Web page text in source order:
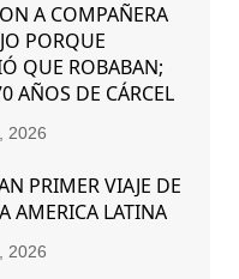
A COMPAÑERA
PORQUE
QUE ROBABAN;
AÑOS DE CÁRCEL
2026
PRIMER VIAJE DE
AMERICA LATINA
2026